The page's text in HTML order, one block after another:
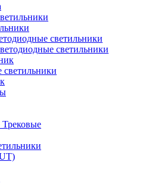
светильники
светильники
светильники